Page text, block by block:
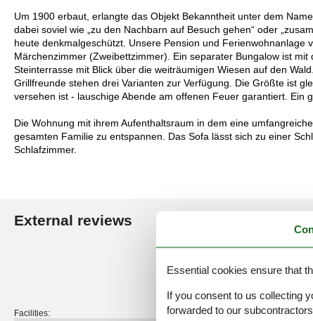
Um 1900 erbaut, erlangte das Objekt Bekanntheit unter dem
dabei soviel wie „zu den Nachbarn auf Besuch gehen“ oder
heute denkmalgeschützt. Unsere Pension und
Märchenzimmer (Zweibettzimmer). Ein separater Bungalow ist
Steinterrasse mit Blick über die weiträumigen Wiesen auf den
Grillfreunde stehen drei Varianten zur Verfügung. Die Größte ist
versehen ist - lauschige Abende am offenen Feuer garantiert. Ein
Die Wohnung mit ihrem Aufenthaltsraum in dem eine
gesamten Familie zu entspannen. Das Sofa lässt sich zu einer
Schlafzimmer.
External reviews
4,6
Facilities:
Essential cookies ensure that
If you consent to us collecting
forwarded to our